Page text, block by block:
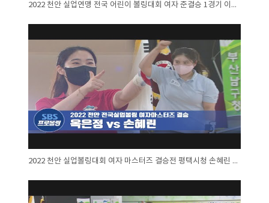
2022 천안 실업연맹 전국 어린이 볼링대회 여자 준결승 1경기 이지윤 대 최소빈
2022 천안 실업볼링대회 여자 마스터즈 결승전 평택시청 손혜린 대 부산남구청 옥은정